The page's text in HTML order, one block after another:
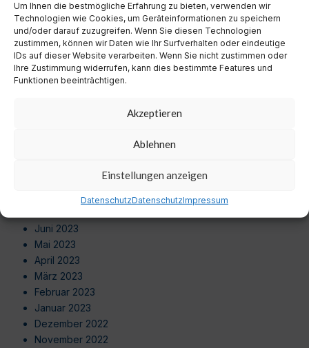
Um Ihnen die bestmögliche Erfahrung zu bieten, verwenden wir
Technologien wie Cookies, um Geräteinformationen zu speichern
und/oder darauf zuzugreifen. Wenn Sie diesen Technologien
zustimmen, können wir Daten wie Ihr Surfverhalten oder eindeutige
IDs auf dieser Website verarbeiten. Wenn Sie nicht zustimmen oder
Ihre Zustimmung widerrufen, kann dies bestimmte Features und
Funktionen beeinträchtigen.
Akzeptieren
Ablehnen
Einstellungen anzeigen
DatenschutzDatenschutzImpressum
August 2024
Juli 2024
Juni 2024
Mai 2024
April 2024
März 2024
September 2023
August 2023
Juni 2023
Mai 2023
April 2023
März 2023
Februar 2023
Januar 2023
Dezember 2022
November 2022